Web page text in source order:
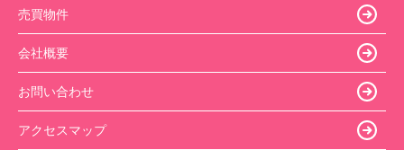
売買物件
会社概要
お問い合わせ
アクセスマップ